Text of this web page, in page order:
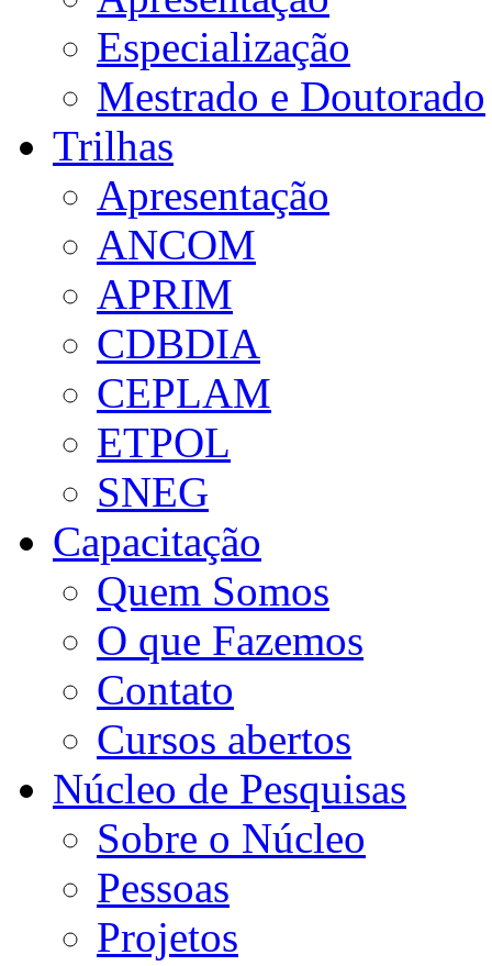
Especialização
Mestrado e Doutorado
Trilhas
Apresentação
ANCOM
APRIM
CDBDIA
CEPLAM
ETPOL
SNEG
Capacitação
Quem Somos
O que Fazemos
Contato
Cursos abertos
Núcleo de Pesquisas
Sobre o Núcleo
Pessoas
Projetos